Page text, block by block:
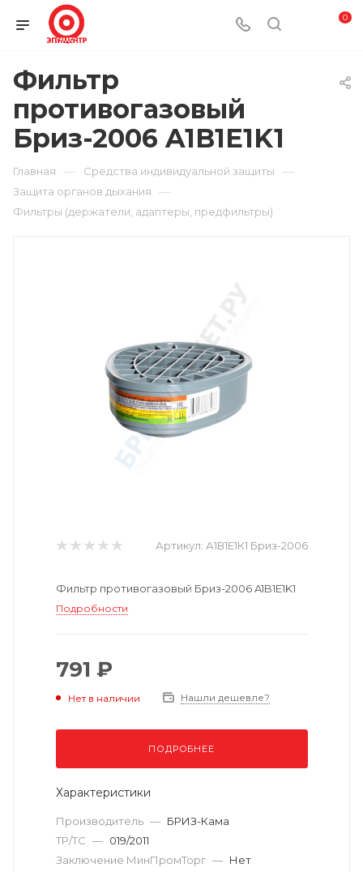
0
Фильтр
противогазовый
Бриз-2006 A1B1E1K1
Главная — Средства индивидуальной защиты —
Защита органов дыхания —
Фильтры (держатели, адаптеры, предфильтры)
Артикул: А1В1Е1К1 Бриз-2006
Фильтр противогазовый Бриз-2006 A1B1E1K1
Подробности
791 ₽
Нет в наличии Нашли дешевле?
ПОДРОБНЕЕ
Характеристики
Производитель — БРИЗ-Кама
ТР/ТС — 019/2011
Заключение МинПромТорг — Нет